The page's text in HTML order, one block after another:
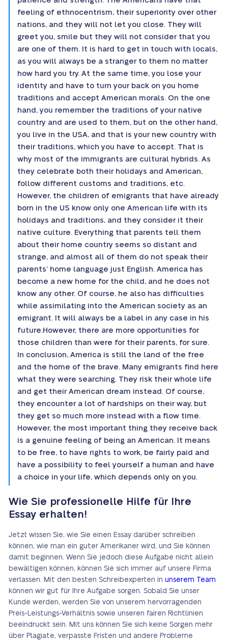
feeling of ethnocentrism, their superiority over other
nations, and they will not let you close. They will
greet you, smile but they will not consider that you
are one of them. It is hard to get in touch with locals,
as you will always be a stranger to them no matter
how hard you try. At the same time, you lose your
identity and have to turn your back on you home
traditions and accept American morals. On the one
hand, you remember the traditions of your native
country and are used to them, but on the other hand,
you live in the USA, and that is your new country with
their traditions, which you have to accept. That is
why most of the immigrants are cultural hybrids. As
they celebrate both their holidays and American,
follow different customs and traditions, etc.
However, the children of emigrants that have already
born in the US know only one American life with its
holidays and traditions, and they consider it their
native culture. Everything that parents tell them
about their home country seems so distant and
strange, and almost all of them do not speak their
parents’ home language just English. America has
become a new home for the child, and he does not
know any other. Of course, he also has difficulties
while assimilating into the American society as an
emigrant. It will always be a label in any case in his
future.However, there are more opportunities for
those children than were for their parents, for sure.
In conclusion, America is still the land of the free
and the home of the brave. Many emigrants find here
what they were searching. They risk their whole life
and get their American dream instead. Of course,
they encounter a lot of hardships on their way, but
they get so much more instead with a flow time.
However, the most important thing they receive back
is a genuine feeling of being an American. It means
to be free, to have rights to work, be fairly paid and
have a possibility to feel yourself a human and have
a choice in your life, which depends only on you.
Wie Sie professionelle Hilfe für Ihre
Essay erhalten!
Jetzt wissen Sie, wie Sie einen Essay darüber schreiben
können, wie man ein guter Amerikaner wird, und Sie können
damit beginnen. Wenn Sie jedoch diese Aufgabe nicht allein
bewältigen können, können Sie sich immer auf unsere Firma
verlassen. Mit den besten Schreibexperten in unserem Team
können wir gut für Ihre Aufgabe sorgen. Sobald Sie unser
Kunde werden, werden Sie von unserem hervorragenden
Preis-Leistungs-Verhältnis sowie unseren fairen Richtlinien
beeindruckt sein. Mit uns können Sie sich keine Sorgen mehr
über Plagiate, verpasste Fristen und andere Probleme